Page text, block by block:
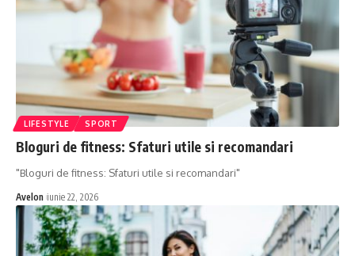
LIFESTYLE SPORT
Bloguri de fitness: Sfaturi utile si recomandari
"Bloguri de fitness: Sfaturi utile si recomandari"
Avelon iunie 22, 2026